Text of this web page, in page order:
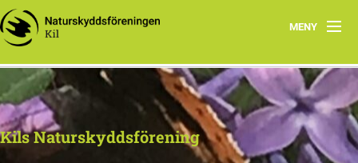
MENY
Hem
Kontakt
Aktiviteter
Kils Naturskyddsförening